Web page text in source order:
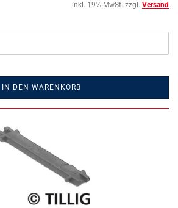
inkl. 19% MwSt. zzgl. Versand
IN DEN WARENKORB